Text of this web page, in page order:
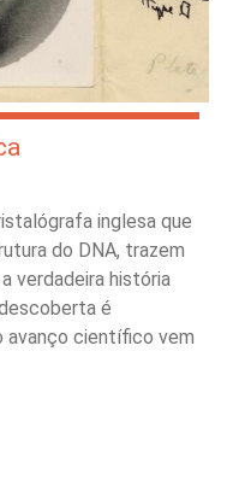
inglesa que
do DNA, trazem
verdadeira história
é
avanço científico vem